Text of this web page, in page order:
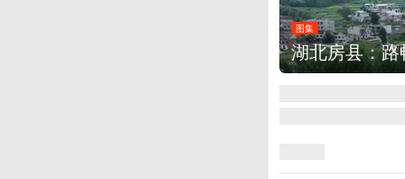
图集
湖北房县：